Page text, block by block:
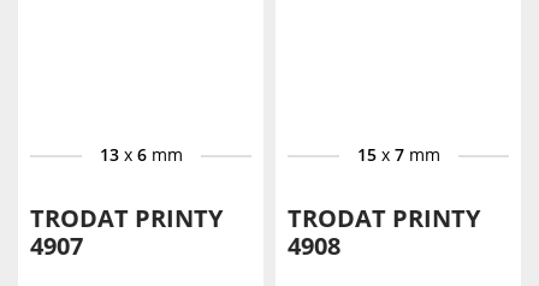
13x 6mm
TRODAT PRINTY
4907
15x 7mm
TRODAT PRINTY
4908